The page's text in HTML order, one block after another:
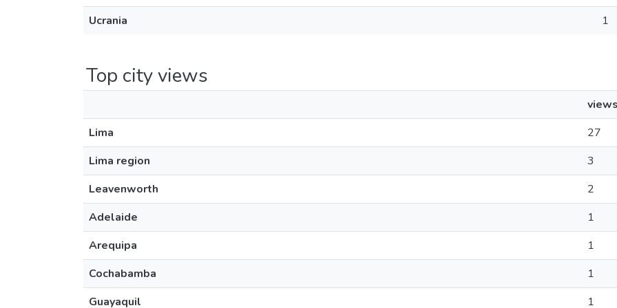
Ucrania 1
Top city views
Lima
27
Lima region
3
Leavenworth
2
Adelaide
1
Arequipa
1
Cochabamba
1
Guayaquil
1